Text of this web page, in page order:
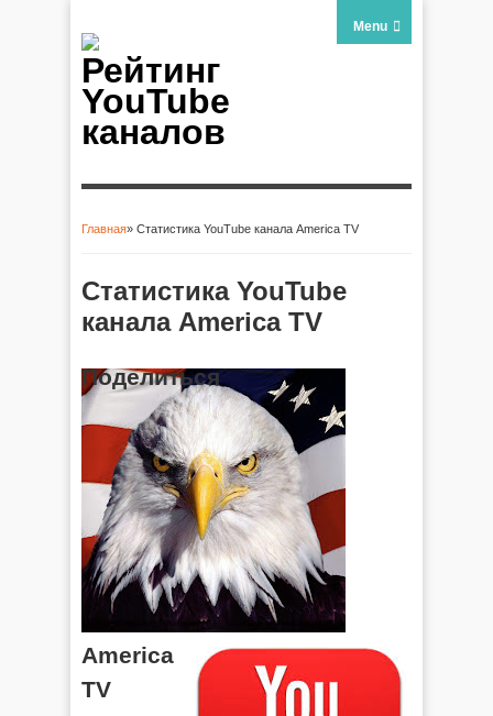
Рейтинг
YouTube
каналов
Menu
Главная» Статистика YouTube канала America TV
Статистика YouTube
канала America TV
Поделиться
America
TV